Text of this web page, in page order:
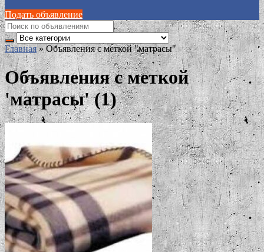
Подать объявление
Главная » Объявления с меткой "матрасы"
Объявления с меткой
'матрасы' (1)